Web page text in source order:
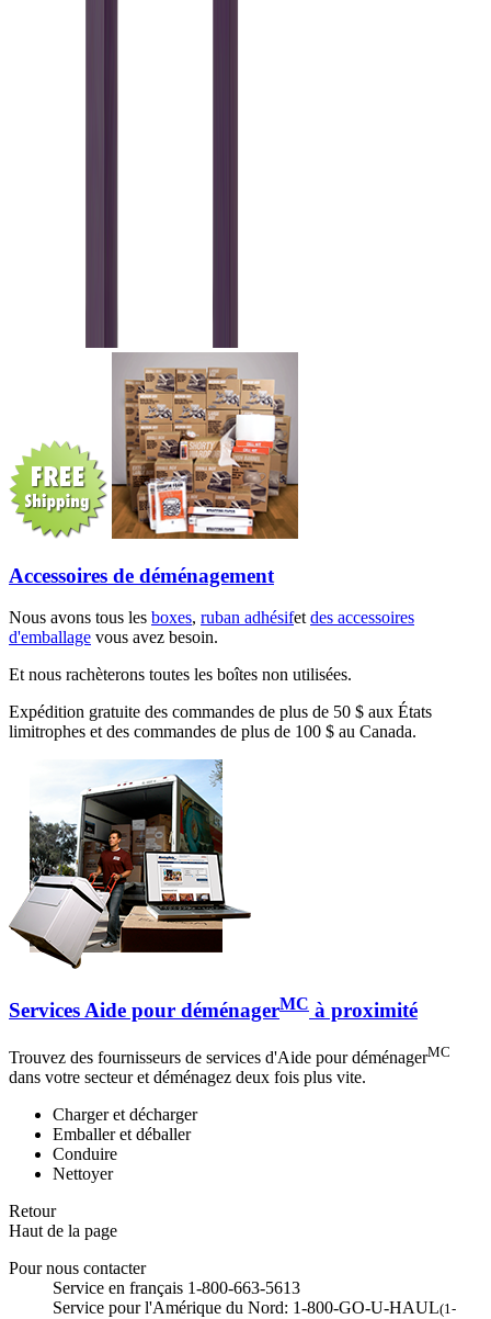
Accessoires de déménagement
Nous avons tous les boxes, ruban adhésifetdes accessoires
d'emballage vous avez besoin.
Et nous rachèterons toutes les boîtes non utilisées.
Expédition gratuite des commandes de plus de 50 $ aux États
limitrophes et des commandes de plus de 100 $ au Canada.
Services Aide pour déménagerMC à proximité
Trouvez des fournisseurs de services d'Aide pour déménagerMC
dans votre secteur et déménagez deux fois plus vite.
Charger et décharger
Emballer et déballer
Conduire
Nettoyer
Retour
Haut de la page
Pour nous contacter
Service en français 1-800-663-5613
Service pour l'Amérique du Nord: 1-800-GO-U-HAUL(1-